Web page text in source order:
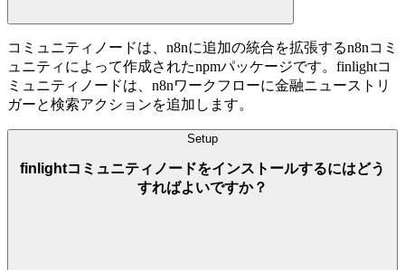
コミュニティノードは、n8nに追加の統合を拡張するn8nコミ
ュニティによって作成されたnpmパッケージです。finlightコ
ミュニティノードは、n8nワークフローに金融ニューストリ
ガーと検索アクションを追加します。
Setup
finlightコミュニティノードをインストールするにはどう
すればよいですか？